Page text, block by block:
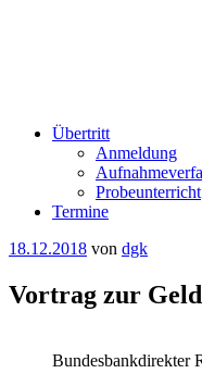
Übertritt
Anmeldung
Probeunterricht
Termine
Veröffentlicht
18.12.2018 von dgk
Vortrag zur
Bundesbankdirekter